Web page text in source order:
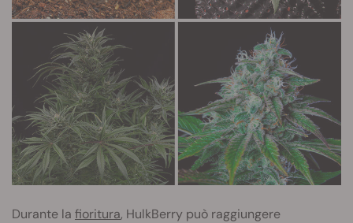
Durante la fioritura, HulkBerry può raggiungere